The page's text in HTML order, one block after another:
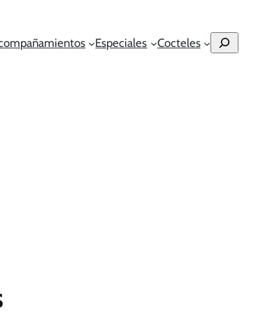
Especiales Cocteles Buscar